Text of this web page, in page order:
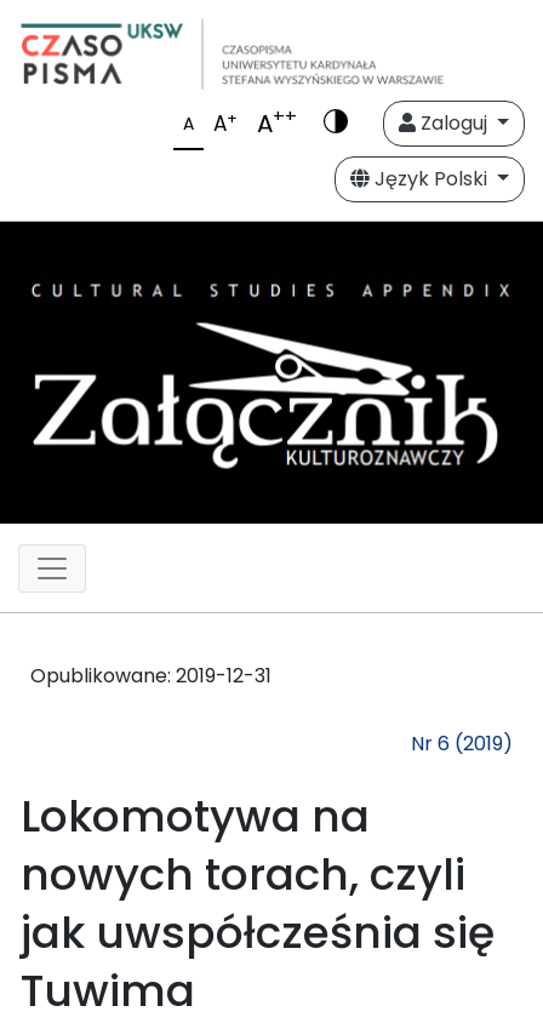
A A+ A++
Zaloguj
Język Polski
Opublikowane: 2019-12-31
Nr 6 (2019)
Lokomotywa na
nowych torach, czyli
jak uwspółcześnia się
Tuwima